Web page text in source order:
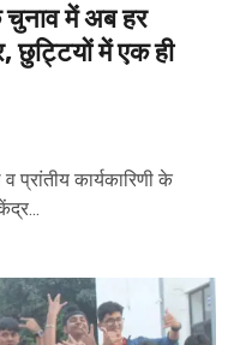
में अब हर
छुट्टियों में एक ही
कार्यकारिणी के